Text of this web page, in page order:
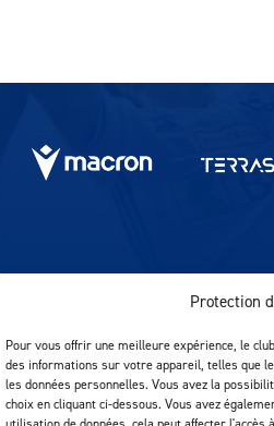
Protection
Pour vous offrir une meilleure expérience, le
des informations sur votre appareil, telles que
les données personnelles. Vous avez la
choix en cliquant ci-dessous. Vous avez